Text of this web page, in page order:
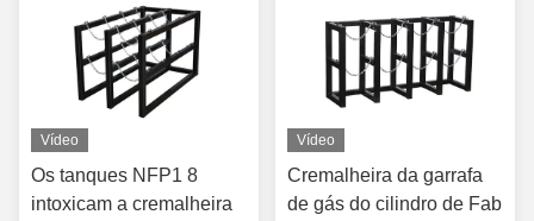
Vídeo
Os tanques NFP1 8
intoxicam a cremalheira
Vídeo
Cremalheira da garrafa
de gás do cilindro de Fab